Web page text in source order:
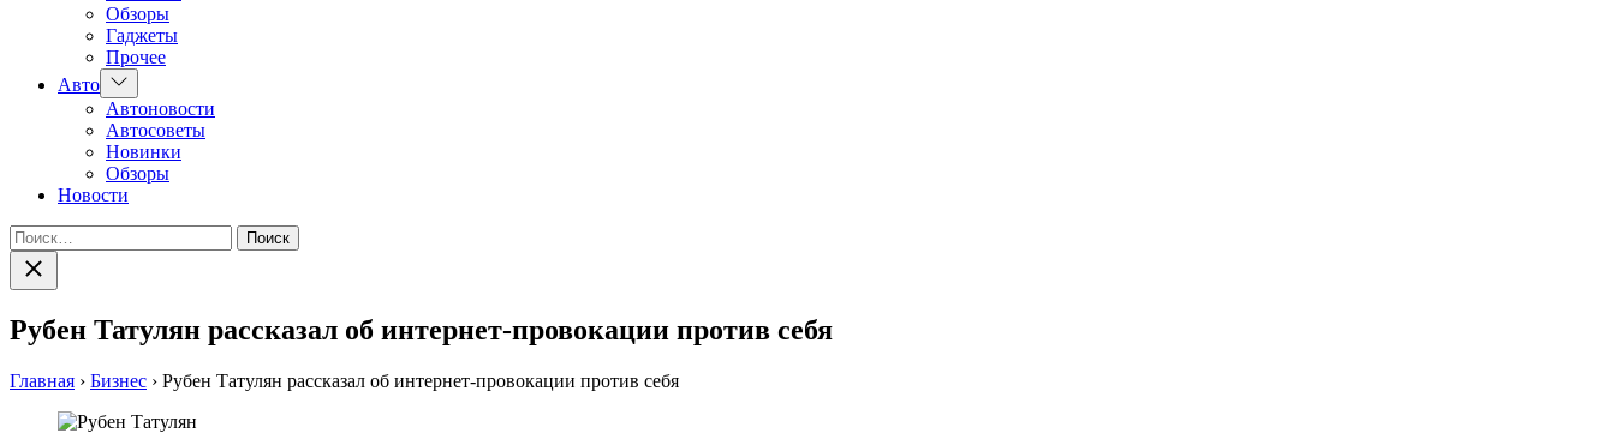
Обзоры
Гаджеты
Прочее
Авто Показать
подменю
Автоновости
Автосоветы
Новинки
Обзоры
Новости
Найти:
Закрыть
поиск
Рубен Татулян рассказал об интернет-провокации против себя
Главная › Бизнес › Рубен Татулян рассказал об интернет-провокации против себя